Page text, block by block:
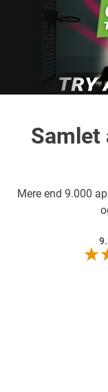
Samlet
Mere end 9.000